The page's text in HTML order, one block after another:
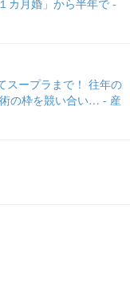
カ月婚」から半年で -
スープラまで！ 往年の
の枠を競い合い… - 産